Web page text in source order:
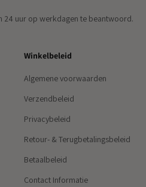
24 uur op werkdagen te beantwoord.
Winkelbeleid
Algemene voorwaarden
Verzendbeleid
Privacybeleid
Retour- & Terugbetalingsbeleid
Betaalbeleid
Contact Informatie